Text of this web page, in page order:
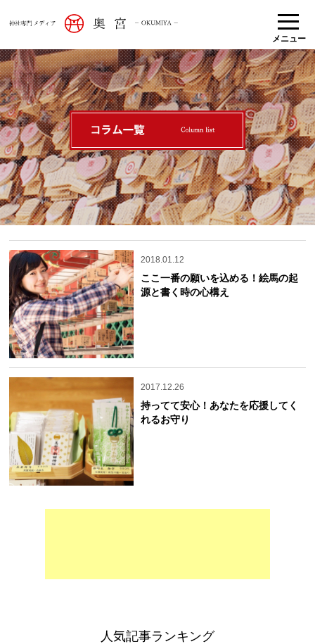
メニュー
2018.01.12
ここ一番の願いを込める！絵馬の起
源と書く時の心構え
2017.12.26
持ってて安心！あなたを応援してく
れるお守り
人気記事ランキング